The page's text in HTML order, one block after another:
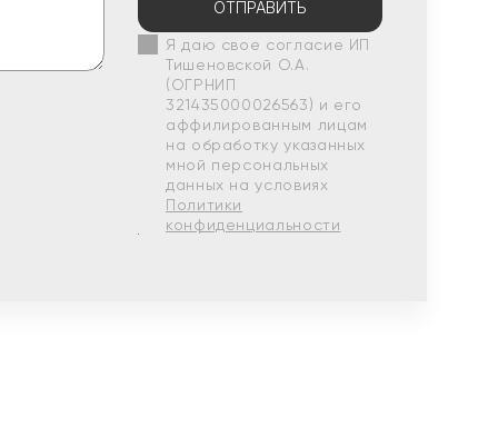
ОТПРАВИТЬ
Я даю свое согласие ИП
Тишеновской О.А.
(ОГРНИП
321435000026563) и его
аффилированным лицам
на обработку указанных
мной персональных
данных на условиях
Политики
конфиденциальности